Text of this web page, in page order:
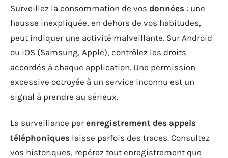
Surveillez la consommation de vos données : une
hausse inexpliquée, en dehors de vos habitudes,
peut indiquer une activité malveillante. Sur Android
ou iOS (Samsung, Apple), contrôlez les droits
accordés à chaque application. Une permission
excessive octroyée à un service inconnu est un
signal à prendre au sérieux.
La surveillance parenregistrement des appels
téléphoniques laisse parfois des traces. Consultez
vos historiques, repérez tout enregistrement que